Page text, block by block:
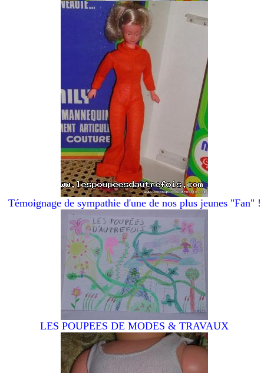
Témoignage de sympathie d'une de nos plus jeunes "Fan" !
LES POUPEES DE MODES & TRAVAUX